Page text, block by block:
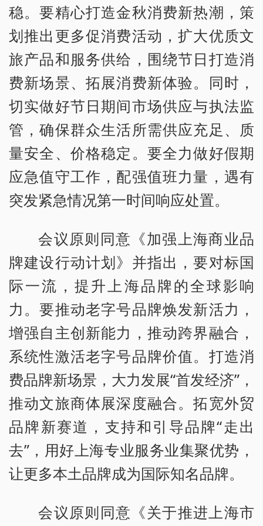
稳。要精心打造金秋消费新热潮，策
划推出更多促消费活动，扩大优质文
旅产品和服务供给，围绕节日打造消
费新场景、拓展消费新体验。同时，
切实做好节日期间市场供应与执法监
管，确保群众生活所需供应充足、质
量安全、价格稳定。要全力做好假期
应急值守工作，配强值班力量，遇有
突发紧急情况第一时间响应处置。
会议原则同意《加强上海商业品
牌建设行动计划》并指出，要对标国
际一流，提升上海品牌的全球影响
力。要推动老字号品牌焕发新活力，
增强自主创新能力，推动跨界融合，
系统性激活老字号品牌价值。打造消
费品牌新场景，大力发展“首发经济”，
推动文旅商体展深度融合。拓宽外贸
品牌新赛道，支持和引导品牌“走出
去”，用好上海专业服务业集聚优势，
让更多本土品牌成为国际知名品牌。
会议原则同意《关于推进上海市